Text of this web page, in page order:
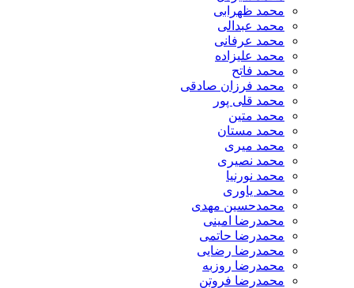
محمد ظهرابی
محمد عبدالی
محمد عرفانی
محمد علیزاده
محمد فاتح
محمد فرزان صادقی
محمد قلی پور
محمد متین
محمد مستان
محمد میری
محمد نصیری
محمد نورنیا
محمد یاوری
محمدحسین مهدی
محمدرضا امینی
محمدرضا حاتمی
محمدرضا رضایی
محمدرضا روزبه
محمدرضا فروتن